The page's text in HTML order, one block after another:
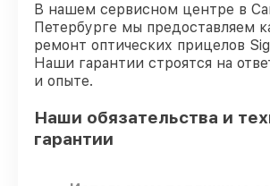
В нашем сервисном центре в
Петербурге мы предоставляем
ремонт оптических прицелов
Наши гарантии строятся на
и опыте.
Наши обязательства и
гарантии